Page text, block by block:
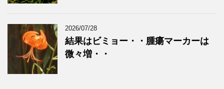
2026/07/28
結果はビミョー・・腫瘍マーカーは
微々増・・